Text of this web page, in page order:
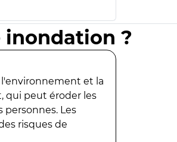
inondation ?
et la
qui peut éroder les
Les
risques de